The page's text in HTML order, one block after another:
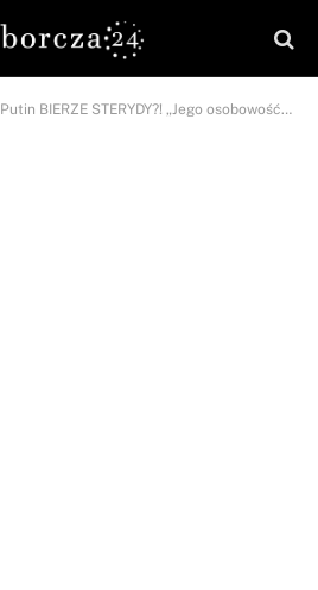
Putin BIERZE STERYDY?! „Jego osobowość ZMIENIŁA SIĘ”!